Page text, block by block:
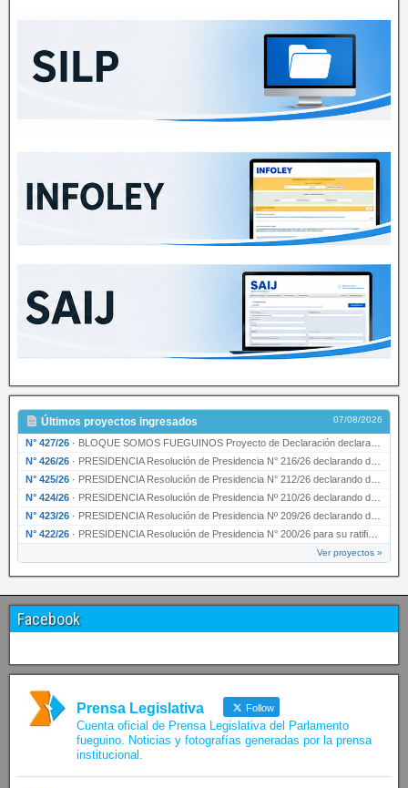
Últimos proyectos ingresados 07/08/2026
N° 427/26 · BLOQUE SOMOS FUEGUINOS Proyecto de Declaración declarando de interés provincial PRESIDENCI…
N° 426/26 · PRESIDENCIA Resolución de Presidencia N° 216/26 declarando de interés provincial la labor …
N° 425/26 · PRESIDENCIA Resolución de Presidencia N° 212/26 declarando de interés provincial el “50° A…
N° 424/26 · PRESIDENCIA Resolución de Presidencia Nº 210/26 declarando de interés provincial el proyec…
N° 423/26 · PRESIDENCIA Resolución de Presidencia Nº 209/26 declarando de interés provincial la presen…
N° 422/26 · PRESIDENCIA Resolución de Presidencia N° 200/26 para su ratificación.
Ver proyectos »
Facebook
Prensa Legislativa Follow
Cuenta oficial de Prensa Legislativa del Parlamento
fueguino. Noticias y fotografías generadas por la prensa
institucional.